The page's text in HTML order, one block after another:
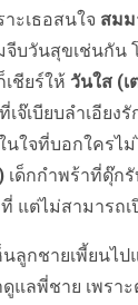
ะเธอสนใจ สมม
จีบวันสุขเช่นกัน
เชียร์ให้วันใส (
เจ๊เบียบลำเอีย
ใจที่บอกใครไม่
เด็กกำพร้าที่ดุ๊ก
แต่ไม่สามารถ
กชายเพี้ยนไป
แลพี่ชาย เพรา